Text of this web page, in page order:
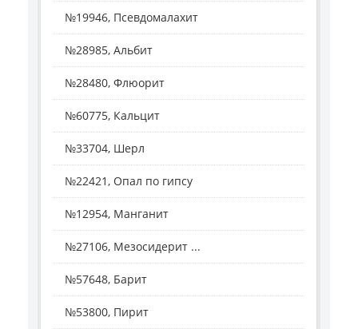
№19946, Псевдомалахит
№28985, Альбит
№28480, Флюорит
№60775, Кальцит
№33704, Шерл
№22421, Опал по гипсу
№12954, Манганит
№27106, Мезосидерит ...
№57648, Барит
№53800, Пирит